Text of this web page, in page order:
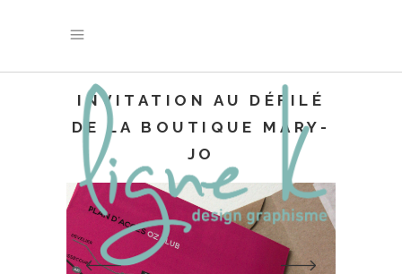
INVITATION AU DÉFILÉ
DE LA BOUTIQUE MARY-
JO